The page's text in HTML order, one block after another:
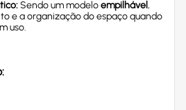
Sendo um modeloempilhável,
e a organização do espaço quando
uso.